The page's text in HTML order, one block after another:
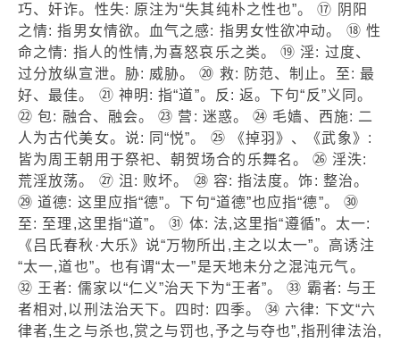
巧、奸诈。性失: 原注为“失其纯朴之性也”。 ⑰ 阴阳
之情: 指男女情欲。血气之感: 指男女性欲冲动。 ⑱ 性
命之情: 指人的性情,为喜怒哀乐之类。 ⑲ 淫: 过度、
过分放纵宣泄。胁: 威胁。 ⑳ 救: 防范、制止。至: 最
好、最佳。 ㉑ 神明: 指“道”。反: 返。下句“反”义同。
㉒ 包: 融合、融会。 ㉓ 营: 迷惑。 ㉔ 毛嫱、西施: 二
人为古代美女。说: 同“悦”。 ㉕ 《掉羽》、《武象》:
皆为周王朝用于祭祀、朝贺场合的乐舞名。 ㉖ 淫泆:
荒淫放荡。 ㉗ 沮: 败坏。 ㉘ 容: 指法度。饰: 整治。
㉙ 道德: 这里应指“德”。下句“道德”也应指“德”。 ㉚
至: 至理,这里指“道”。 ㉛ 体: 法,这里指“遵循”。太一:
《吕氏春秋·大乐》说“万物所出,主之以太一”。高诱注
“太一,道也”。也有谓“太一”是天地未分之混沌元气。
㉜ 王者: 儒家以“仁义”治天下为“王者”。 ㉝ 霸者: 与王
者相对,以刑法治天下。四时: 四季。 ㉞ 六律: 下文“六
律者,生之与杀也,赏之与罚也,予之与夺也”,指刑律法治,